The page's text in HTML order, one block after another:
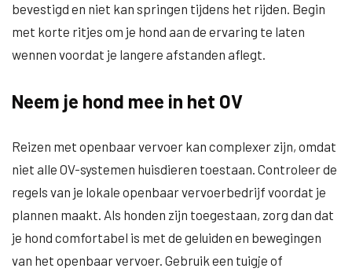
bevestigd en niet kan springen tijdens het rijden. Begin
met korte ritjes om je hond aan de ervaring te laten
wennen voordat je langere afstanden aflegt.
Neem je hond mee in het OV
Reizen met openbaar vervoer kan complexer zijn, omdat
niet alle OV-systemen huisdieren toestaan. Controleer de
regels van je lokale openbaar vervoerbedrijf voordat je
plannen maakt. Als honden zijn toegestaan, zorg dan dat
je hond comfortabel is met de geluiden en bewegingen
van het openbaar vervoer. Gebruik een tuigje of